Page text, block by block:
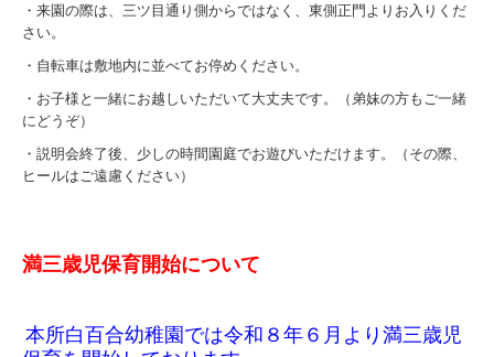
・来園の際は、三ツ目通り側からではなく、東側正門よりお入りくだ
さい。
・自転車は敷地内に並べてお停めください。
・お子様と一緒にお越しいただいて大丈夫です。（弟妹の方もご一緒
にどうぞ）
・説明会終了後、少しの時間園庭でお遊びいただけます。（その際、
ヒールはご遠慮ください）
満三歳児保育開始について
本所白百合幼稚園では令和８年６月より満三歳児